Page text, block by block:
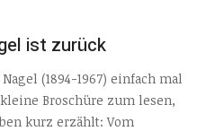
ist zurück
(1894-1967) einfach mal
Broschüre zum lesen,
kurz erzählt: Vom